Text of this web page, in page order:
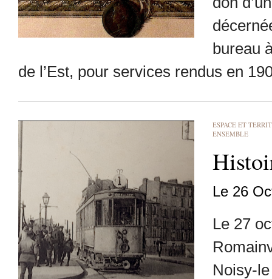
bureau
de l’Est, pour services rendus en
ESPACE ET
ENSEMBLE
Le 26
Le 27
Noisy-